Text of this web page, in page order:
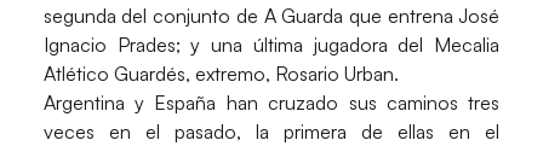
segunda del conjunto de A Guarda que entrena José
Ignacio Prades; y una última jugadora del Mecalia
Atlético Guardés, extremo, Rosario Urban.
Argentina y España han cruzado sus caminos tres
veces en el pasado, la primera de ellas en el